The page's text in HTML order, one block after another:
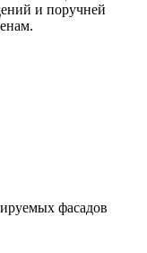
и поручней
фасадов